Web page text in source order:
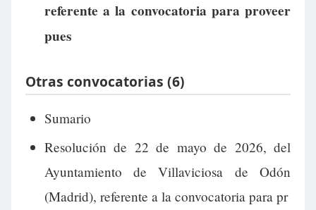
referente a la convocatoria para proveer
pues
Otras convocatorias (6)
Sumario
Resolución de 22 de mayo de 2026, del
Ayuntamiento de Villaviciosa de Odón
(Madrid), referente a la convocatoria para pr